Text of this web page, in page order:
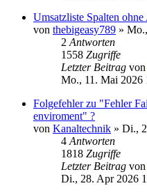
Umsatzliste Spalten
von thebigeasy789 »
2 Antworten
1558 Zugriffe
Letzter Beitrag von
Mo., 11. Mai 2026
Folgefehler zu "Fehler
enviroment" ?
von Kanaltechnik » Di.,
4 Antworten
1818 Zugriffe
Letzter Beitrag von
Di., 28. Apr 2026